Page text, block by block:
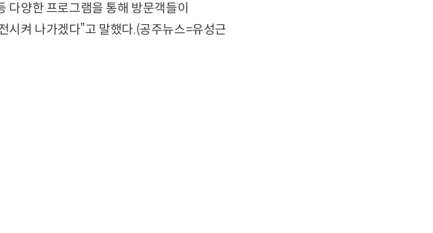
다양한 프로그램을 통해 방문객들이
시켜 나가겠다”고 말했다.(공주뉴스=유성근